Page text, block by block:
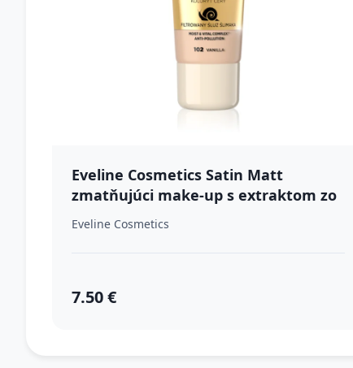
Eveline Cosmetics Satin Matt
zmatňujúci make-up s extraktom zo
slimáka odtieň 102 Vanilla 30 ml
Eveline Cosmetics
7.50 €